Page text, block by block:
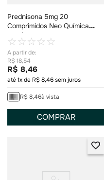
Prednisona 5mg 20
Comprimidos Neo Química
Genérico
☆☆☆☆☆
R$18,54
R$ 8,46
até1x de R$8,46sem juros
R$ 8,46à vista
COMPRAR